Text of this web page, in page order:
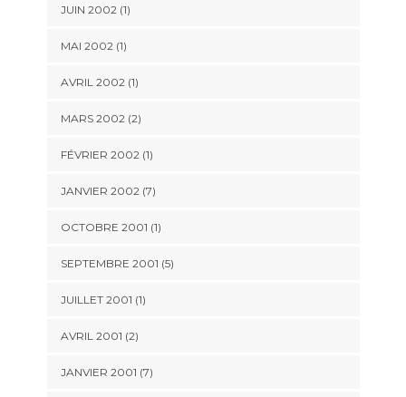
JUIN 2002 (1)
MAI 2002 (1)
AVRIL 2002 (1)
MARS 2002 (2)
FÉVRIER 2002 (1)
JANVIER 2002 (7)
OCTOBRE 2001 (1)
SEPTEMBRE 2001 (5)
JUILLET 2001 (1)
AVRIL 2001 (2)
JANVIER 2001 (7)